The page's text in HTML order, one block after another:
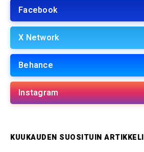
Facebook
X Network
Behance
Instagram
KUUKAUDEN SUOSITUIN ARTIKKELI